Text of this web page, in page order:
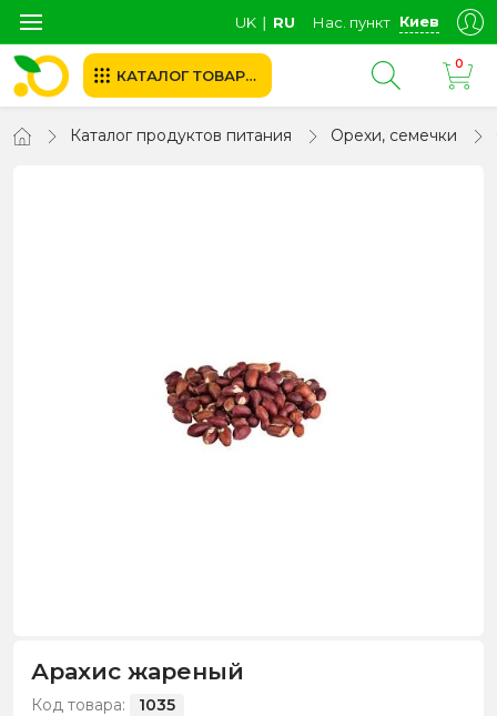
UK ∣ RU Нас. пункт Киев
КАТАЛОГ ТОВАРОВ
0
Каталог продуктов питания Орехи, семечки
Арахис жареный
Код товара: 1035